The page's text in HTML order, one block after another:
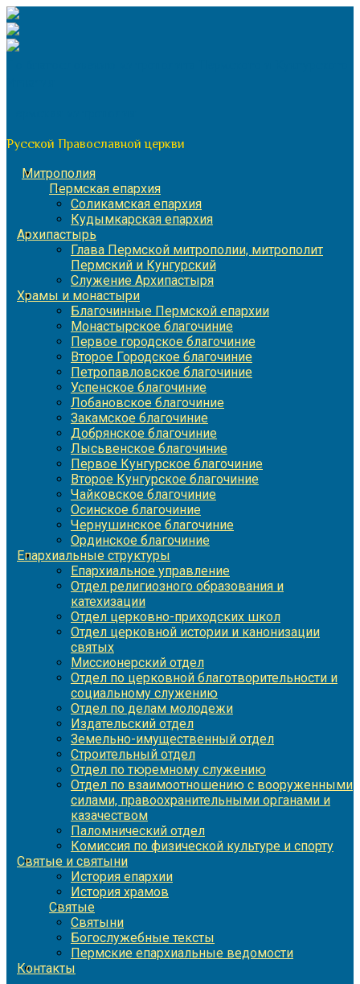
Перейти
к
содержимому
Русской Православной церкви
Митрополия
Пермская епархия
Соликамская епархия
Кудымкарская епархия
Архипастырь
Глава Пермской митрополии, митрополит
Пермский и Кунгурский
Служение Архипастыря
Храмы и монастыри
Благочинные Пермской епархии
Монастырское благочиние
Первое городское благочиние
Второе Городское благочиние
Петропавловское благочиние
Успенское благочиние
Лобановское благочиние
Закамское благочиние
Добрянское благочиние
Лысьвенское благочиние
Первое Кунгурское благочиние
Второе Кунгурское благочиние
Чайковское благочиние
Осинское благочиние
Чернушинское благочиние
Ординское благочиние
Епархиальные структуры
Епархиальное управление
Отдел религиозного образования и
катехизации
Отдел церковно-приходских школ
Отдел церковной истории и канонизации
святых
Миссионерский отдел
Отдел по церковной благотворительности и
социальному служению
Отдел по делам молодежи
Издательский отдел
Земельно-имущественный отдел
Строительный отдел
Отдел по тюремному служению
Отдел по взаимоотношению с вооруженными
силами, правоохранительными органами и
казачеством
Паломнический отдел
Комиссия по физической культуре и спорту
Святые и святыни
История епархии
История храмов
Святые
Святыни
Богослужебные тексты
Пермские епархиальные ведомости
Контакты